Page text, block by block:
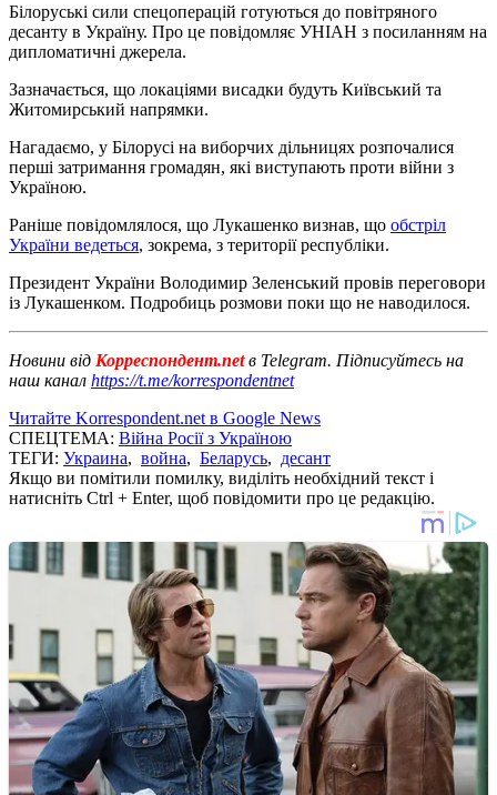
Білоруські сили спецоперацій готуються до повітряного
десанту в Україну. Про це повідомляє УНІАН з посиланням на
дипломатичні джерела.
Зазначається, що локаціями висадки будуть Київський та
Житомирський напрямки.
Нагадаємо, у Білорусі на виборчих дільницях розпочалися
перші затримання громадян, які виступають проти війни з
Україною.
Раніше повідомлялося, що Лукашенко визнав, що обстріл
України ведеться, зокрема, з території республіки.
Президент України Володимир Зеленський провів переговори
із Лукашенком. Подробиць розмови поки що не наводилося.
Новини від Корреспондент.netв Telegram. Підписуйтесь на
наш канал https://t.me/korrespondentnet
Читайте Korrespondent.net в Google News
СПЕЦТЕМА: Війна Росії з Україною
ТЕГИ: Украина, война, Беларусь, десант
Якщо ви помітили помилку, виділіть необхідний текст і
натисніть Ctrl + Enter, щоб повідомити про це редакцію.